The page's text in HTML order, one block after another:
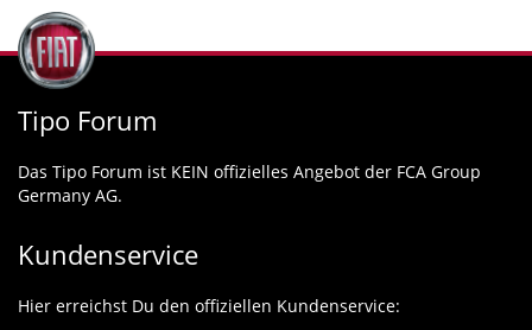
Tipo Forum
Das Tipo Forum ist KEIN offizielles Angebot der FCA Group
Germany AG.
Kundenservice
Hier erreichst Du den offiziellen Kundenservice: